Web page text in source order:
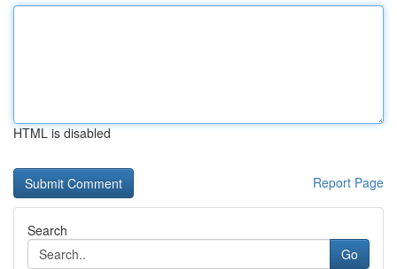
HTML is disabled
Report Page
Search
Go